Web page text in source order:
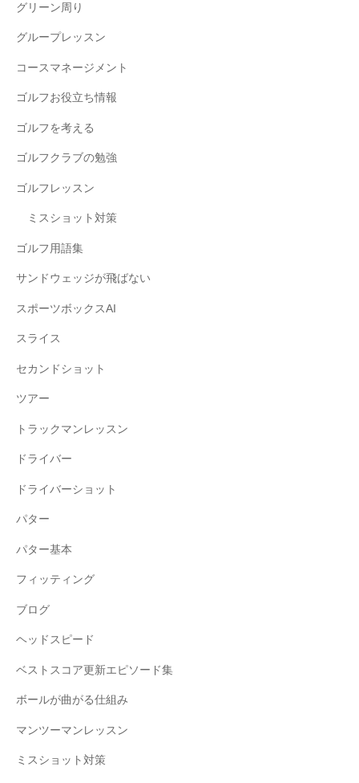
グリーン周り
グループレッスン
コースマネージメント
ゴルフお役立ち情報
ゴルフを考える
ゴルフクラブの勉強
ゴルフレッスン
ミスショット対策
ゴルフ用語集
サンドウェッジが飛ばない
スポーツボックスAI
スライス
セカンドショット
ツアー
トラックマンレッスン
ドライバー
ドライバーショット
パター
パター基本
フィッティング
ブログ
ヘッドスピード
ベストスコア更新エピソード集
ボールが曲がる仕組み
マンツーマンレッスン
ミスショット対策